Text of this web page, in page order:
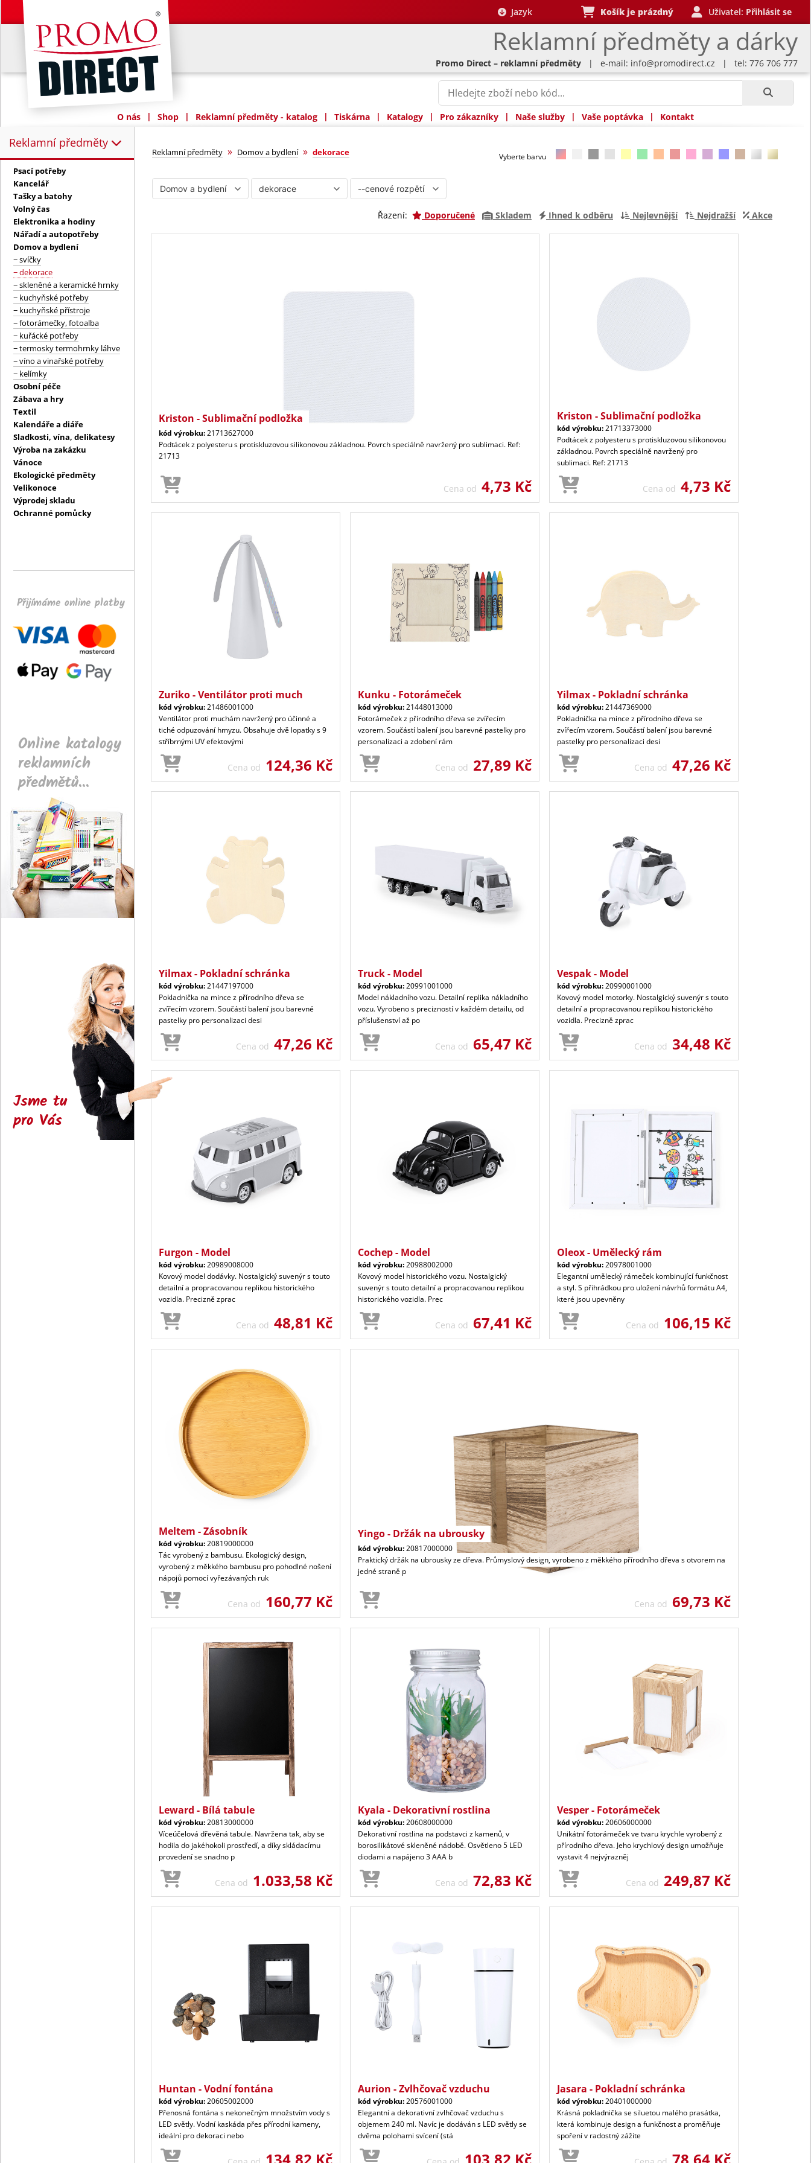
Reklamní předměty a dárky
Jazyk Košík je prázdný Uživatel: Přihlásit se
Promo Direct – reklamní předměty | e-mail: info@promodirect.cz | tel: 776 706 777
O nás | Shop | Reklamní předměty - katalog | Tiskárna | Katalogy | Pro zákazníky | Naše služby | Vaše poptávka | Kontakt
Reklamní předměty
Reklamní předměty:
Psací potřeby
Kancelář
Tašky a batohy
Volný čas
Elektronika a hodiny
Nářadí a autopotřeby
Domov a bydlení
− svíčky
− dekorace
− skleněné a keramické hrnky
− kuchyňské potřeby
− kuchyňské přístroje
− fotorámečky, fotoalba
− kuřácké potřeby
− termosky termohrnky láhve
− víno a vinařské potřeby
− kelímky
Osobní péče
Zábava a hry
Textil
Kalendáře a diáře
Sladkosti, vína, delikatesy
Výroba na zakázku
Vánoce
Ekologické předměty
Velikonoce
Výprodej skladu
Ochranné pomůcky
Přijímáme online platby
Online katalogy
reklamních
předmětů...
Jsme tu
pro Vás
dekorace
Reklamní předměty » Domov a bydlení» dekorace Vyberte barvu
Řazení: Doporučené Skladem Ihned k odběru Nejlevnější Nejdražší Akce
Kriston - Sublimační podložka
kód výrobku:21713627000
Podtácek z polyesteru s protiskluzovou silikonovou základnou. Povrch speciálně navržený pro sublimaci. Ref:
21713
Cena od 4,73 Kč
Kriston - Sublimační podložka
kód výrobku:21713373000
Podtácek z polyesteru s protiskluzovou silikonovou
základnou. Povrch speciálně navržený pro
sublimaci. Ref: 21713
Cena od 4,73 Kč
Zuriko - Ventilátor proti much
kód výrobku:21486001000
Ventilátor proti muchám navržený pro účinné a
tiché odpuzování hmyzu. Obsahuje dvě lopatky s 9
stříbrnými UV efektovými
Cena od 124,36 Kč
Kunku - Fotorámeček
kód výrobku:21448013000
Fotorámeček z přírodního dřeva se zvířecím
vzorem. Součástí balení jsou barevné pastelky pro
personalizaci a zdobení rám
Cena od 27,89 Kč
Yilmax - Pokladní schránka
kód výrobku:21447369000
Pokladnička na mince z přírodního dřeva se
zvířecím vzorem. Součástí balení jsou barevné
pastelky pro personalizaci desi
Cena od 47,26 Kč
Yilmax - Pokladní schránka
kód výrobku:21447197000
Pokladnička na mince z přírodního dřeva se
zvířecím vzorem. Součástí balení jsou barevné
pastelky pro personalizaci desi
Cena od 47,26 Kč
Truck - Model
kód výrobku:20991001000
Model nákladního vozu. Detailní replika nákladního
vozu. Vyrobeno s precizností v každém detailu, od
příslušenství až po
Cena od 65,47 Kč
Vespak - Model
kód výrobku:20990001000
Kovový model motorky. Nostalgický suvenýr s touto
detailní a propracovanou replikou historického
vozidla. Precizně zprac
Cena od 34,48 Kč
Furgon - Model
kód výrobku:20989008000
Kovový model dodávky. Nostalgický suvenýr s touto
detailní a propracovanou replikou historického
vozidla. Precizně zprac
Cena od 48,81 Kč
Cochep - Model
kód výrobku:20988002000
Kovový model historického vozu. Nostalgický
suvenýr s touto detailní a propracovanou replikou
historického vozidla. Prec
Cena od 67,41 Kč
Oleox - Umělecký rám
kód výrobku:20978001000
Elegantní umělecký rámeček kombinující funkčnost
a styl. S přihrádkou pro uložení návrhů formátu A4,
které jsou upevněny
Cena od 106,15 Kč
Meltem - Zásobník
kód výrobku:20819000000
Tác vyrobený z bambusu. Ekologický design,
vyrobený z měkkého bambusu pro pohodlné nošení
nápojů pomocí vyřezávaných ruk
Cena od 160,77 Kč
Yingo - Držák na ubrousky
kód výrobku:20817000000
Praktický držák na ubrousky ze dřeva. Průmyslový design, vyrobeno z měkkého přírodního dřeva s otvorem na
jedné straně p
Cena od 69,73 Kč
Leward - Bílá tabule
kód výrobku:20813000000
Víceúčelová dřevěná tabule. Navržena tak, aby se
hodila do jakéhokoli prostředí, a díky skládacímu
provedení se snadno p
Cena od 1.033,58 Kč
Kyala - Dekorativní rostlina
kód výrobku:20608000000
Dekorativní rostlina na podstavci z kamenů, v
borosilikátové skleněné nádobě. Osvětleno 5 LED
diodami a napájeno 3 AAA b
Cena od 72,83 Kč
Vesper - Fotorámeček
kód výrobku:20606000000
Unikátní fotorámeček ve tvaru krychle vyrobený z
přírodního dřeva. Jeho krychlový design umožňuje
vystavit 4 nejvýrazněj
Cena od 249,87 Kč
Huntan - Vodní fontána
kód výrobku:20605002000
Přenosná fontána s nekonečným množstvím vody s
LED světly. Vodní kaskáda přes přírodní kameny,
ideální pro dekoraci nebo
Aurion - Zvlhčovač vzduchu
kód výrobku:20576001000
Elegantní a dekorativní zvlhčovač vzduchu s
objemem 240 ml. Navíc je dodáván s LED světly se
dvěma polohami svícení (stá
Jasara - Pokladní schránka
kód výrobku:20401000000
Krásná pokladnička se siluetou malého prasátka,
která kombinuje design a funkčnost a proměňuje
spoření v radostný zážite